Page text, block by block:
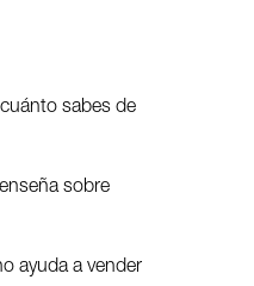
sabes de
sobre
ayuda a vender